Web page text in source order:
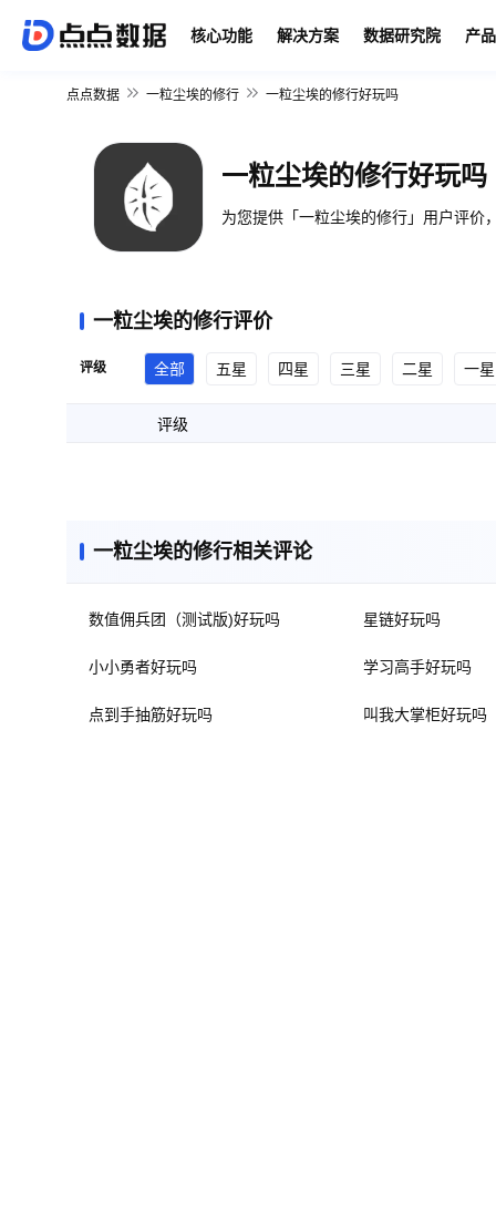
核心功能 解决方案 数据研究院 产
点点数据 一粒尘埃的修行 一粒尘埃的修行好玩吗
一粒尘埃的修行好玩吗
为您提供「一粒尘埃的修行」用户评价
一粒尘埃的修行评价
评级 全部 五星 四星 三星 二星 一星
评级
一粒尘埃的修行相关评论
数值佣兵团（测试版)好玩吗 星链好玩吗
小小勇者好玩吗 学习高手好玩吗
点到手抽筋好玩吗 叫我大掌柜好玩吗